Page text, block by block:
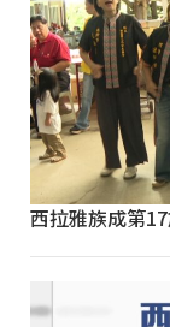
西拉雅族成第